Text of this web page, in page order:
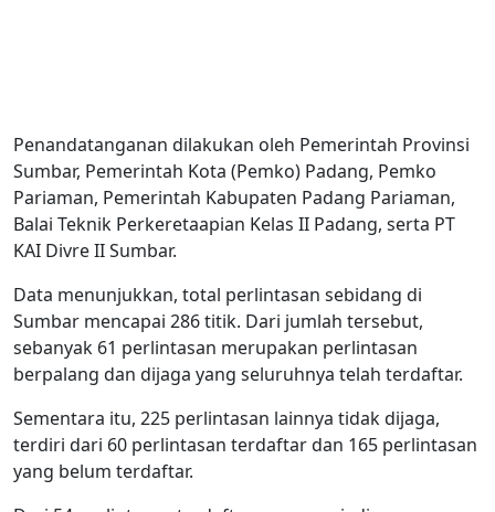
Penandatanganan dilakukan oleh Pemerintah Provinsi
Sumbar, Pemerintah Kota (Pemko) Padang, Pemko
Pariaman, Pemerintah Kabupaten Padang Pariaman,
Balai Teknik Perkeretaapian Kelas II Padang, serta PT
KAI Divre II Sumbar.
Data menunjukkan, total perlintasan sebidang di
Sumbar mencapai 286 titik. Dari jumlah tersebut,
sebanyak 61 perlintasan merupakan perlintasan
berpalang dan dijaga yang seluruhnya telah terdaftar.
Sementara itu, 225 perlintasan lainnya tidak dijaga,
terdiri dari 60 perlintasan terdaftar dan 165 perlintasan
yang belum terdaftar.